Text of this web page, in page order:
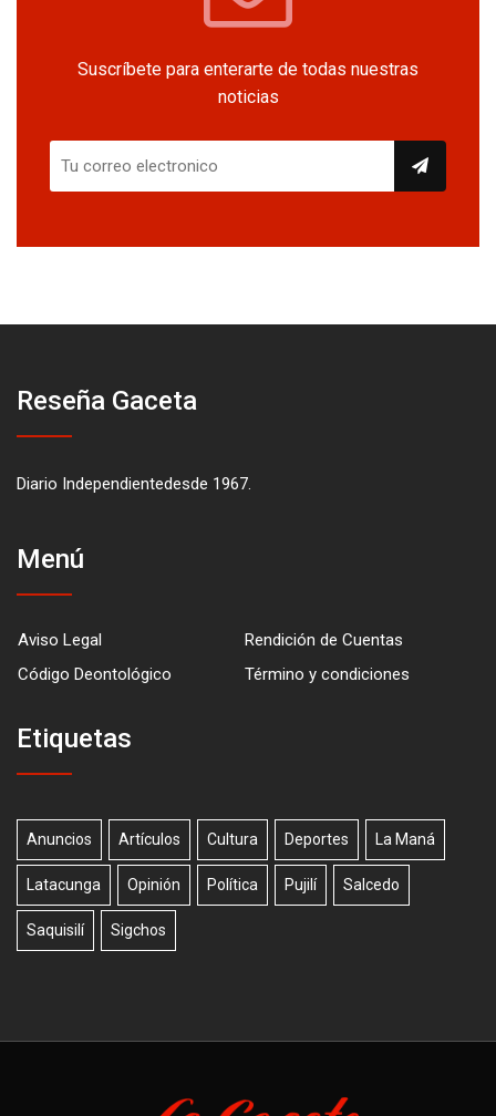
Suscríbete para enterarte de todas nuestras
noticias
Reseña Gaceta
Diario Independientedesde 1967.
Menú
Aviso Legal
Rendición de Cuentas
Código Deontológico
Término y condiciones
Etiquetas
Anuncios Artículos Cultura Deportes La Maná
Latacunga Opinión Política Pujilí Salcedo
Saquisilí Sigchos